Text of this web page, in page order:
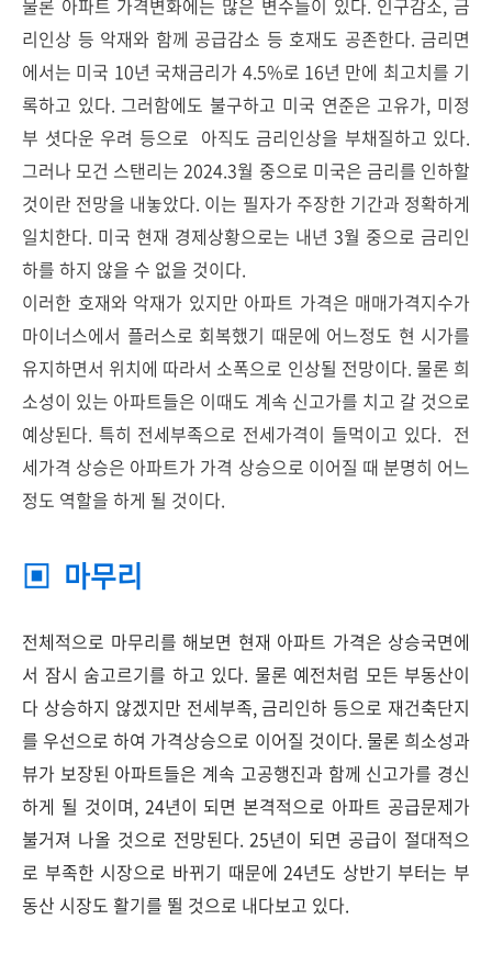
물론 아파트 가격변화에는 많은 변수들이 있다. 인구감소, 금
리인상 등 악재와 함께 공급감소 등 호재도 공존한다. 금리면
에서는 미국 10년 국채금리가 4.5%로 16년 만에 최고치를 기
록하고 있다. 그러함에도 불구하고 미국 연준은 고유가, 미정
부 셧다운 우려 등으로 아직도 금리인상을 부채질하고 있다.
그러나 모건 스탠리는 2024.3월 중으로 미국은 금리를 인하할
것이란 전망을 내놓았다. 이는 필자가 주장한 기간과 정확하게
일치한다. 미국 현재 경제상황으로는 내년 3월 중으로 금리인
하를 하지 않을 수 없을 것이다.
이러한 호재와 악재가 있지만 아파트 가격은 매매가격지수가
마이너스에서 플러스로 회복했기 때문에 어느정도 현 시가를
유지하면서 위치에 따라서 소폭으로 인상될 전망이다. 물론 희
소성이 있는 아파트들은 이때도 계속 신고가를 치고 갈 것으로
예상된다. 특히 전세부족으로 전세가격이 들먹이고 있다. 전
세가격 상승은 아파트가 가격 상승으로 이어질 때 분명히 어느
정도 역할을 하게 될 것이다.
▣ 마무리
전체적으로 마무리를 해보면 현재 아파트 가격은 상승국면에
서 잠시 숨고르기를 하고 있다. 물론 예전처럼 모든 부동산이
다 상승하지 않겠지만 전세부족, 금리인하 등으로 재건축단지
를 우선으로 하여 가격상승으로 이어질 것이다. 물론 희소성과
뷰가 보장된 아파트들은 계속 고공행진과 함께 신고가를 경신
하게 될 것이며, 24년이 되면 본격적으로 아파트 공급문제가
불거져 나올 것으로 전망된다. 25년이 되면 공급이 절대적으
로 부족한 시장으로 바뀌기 때문에 24년도 상반기 부터는 부
동산 시장도 활기를 뛸 것으로 내다보고 있다.